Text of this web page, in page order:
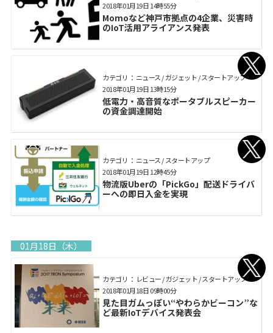
Momoなど神戸市拠点の4企業、災害時
のIoT活用アライアンス発表
2018年01月19日 14時55分
カテゴリ： ニュース / ガジェット / スタートアップ
低電力・高音質なポータブルスピーカー
の資金調達開始
2018年01月19日 13時15分
カテゴリ： ニュース / スタートアップ
物流版Uberの「PickGo」配送ドライバ
ーへの即日入金を実現
2018年01月19日 12時45分
01月18日（木）
カテゴリ： レビュー / ガジェット / スタートアップ
見た目ガムっぽい“やわらかビーコン”な
ど最新IoTデバイス発表会
2018年01月18日 09時00分